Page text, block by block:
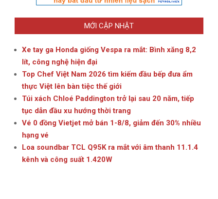
MỚI CẬP NHẬT
Xe tay ga Honda giống Vespa ra mắt: Bình xăng 8,2
lít, công nghệ hiện đại
Top Chef Việt Nam 2026 tìm kiếm đầu bếp đưa ẩm
thực Việt lên bàn tiệc thế giới
Túi xách Chloé Paddington trở lại sau 20 năm, tiếp
tục dẫn đầu xu hướng thời trang
Vé 0 đồng Vietjet mở bán 1-8/8, giảm đến 30% nhiều
hạng vé
Loa soundbar TCL Q95K ra mắt với âm thanh 11.1.4
kênh và công suất 1.420W